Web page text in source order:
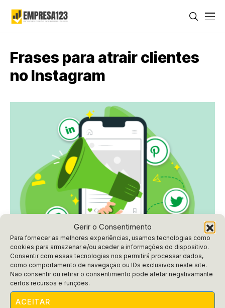
Gerir o Consentimento
Para fornecer as melhores experiências, usamos tecnologias como
cookies para armazenar e/ou aceder a informações do dispositivo.
Consentir com essas tecnologias nos permitirá processar dados,
como comportamento de navegação ou IDs exclusivos neste site.
Não consentir ou retirar o consentimento pode afetar negativamante
certos recursos e funções.
ACEITAR
Frases para atrair clientes
no Instagram
Dicas
Frases para chamar clientes para
comprar